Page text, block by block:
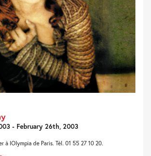
- February 26th, 2003
à lOlympia de Paris. Tél. 01 55 27 10 20.